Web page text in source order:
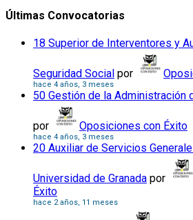
Últimas Convocatorias
18 Superior de Interventores y
Seguridad Social por
hace 4 años, 3 meses
50 Gestión de la Administración
por Oposiciones con Éxito
hace 4 años, 3 meses
20 Auxiliar de Servicios
Universidad de Granada por
Éxito
hace 2 años, 11 meses